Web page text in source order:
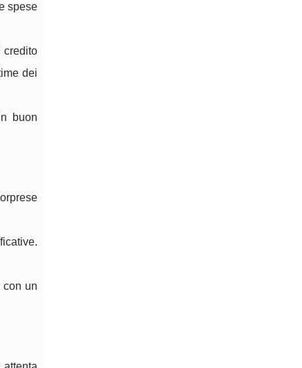
spese
dei
buon
con un